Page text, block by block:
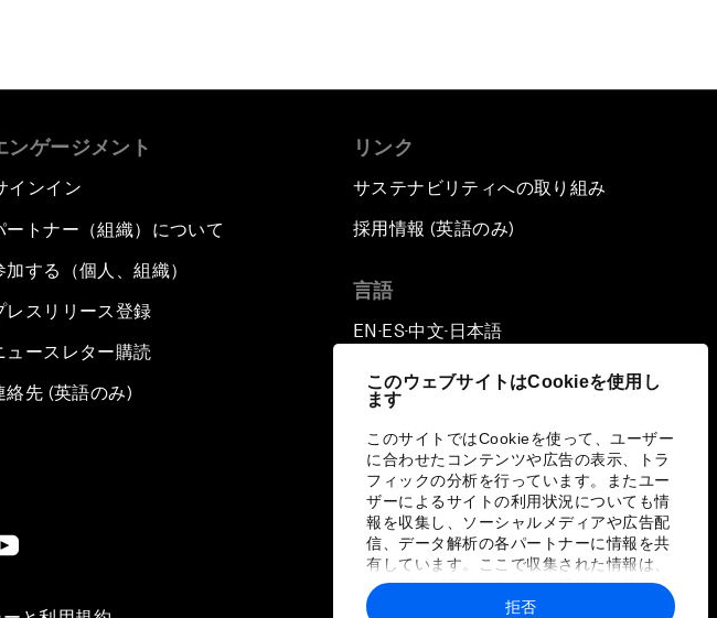
このウェブサイトはCookieを使用し
ます
このサイトではCookieを使って、ユーザー
に合わせたコンテンツや広告の表示、トラ
フィックの分析を行っています。またユー
ザーによるサイトの利用状況についても情
報を収集し、ソーシャルメディアや広告配
信、データ解析の各パートナーに情報を共
有しています。ここで収集された情報は、
ユーザーが各パートナーに提供した他の情
報や各パートナーのサービスを使用した際
拒否
ンゲージメント
インイン
ートナー（組織）について
加する（個人、組織）
レスリリース登録
ュースレター購読
絡先 (英語のみ)
リンク
サステナビリティへの取り組み
採用情報 (英語のみ)
言語
EN ▪ ES▪中文▪ 日本語